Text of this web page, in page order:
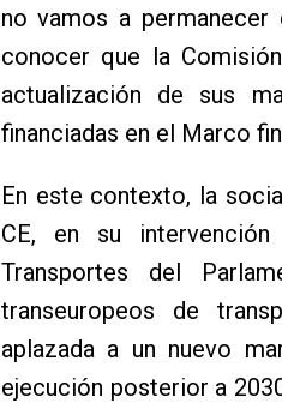
no vamos a permanecer
conocer que la
actualización de sus
financiadas en el Marco
En este contexto, la
CE, en su
Transportes del
transeuropeos de
aplazada a un nuevo
ejecución posterior a